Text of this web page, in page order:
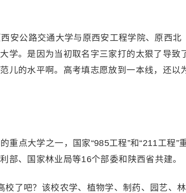
安公路交通大学与原西安工程学院、原西北
学。是因为当初取名字三家打的太狠了导致
儿的水平啊。高考填志愿放到一本线，还以
点大学之一，国家“985工程”和“211工程”
部、国家林业局等16个部委和陕西省共建。
了吧？该校农学、植物学、制药、园艺、林